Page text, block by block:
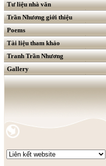
Tư liệu nhà văn
Trần Nhương giới thiệu
Poems
Tài liệu tham khảo
Tranh Trần Nhương
Gallery